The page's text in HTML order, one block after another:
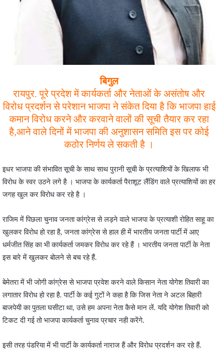
बिगुल
रायपुर. पूरे प्रदेश में कार्यकर्ता और नेताओं के असंतोष और
विरोध प्रदर्शन से परेशान भाजपा ने संकेत दिया है कि भाजपा हाई
कमान विरोध करने और करवाने वालों की सूची तैयार कर रहा
है,आने वाले दिनों में भाजपा की अनुशासन समिति इस पर कोई
कठोर निर्णय ले सकती है ।
इधर भाजपा की संभावित सूची के साथ साथ पुरानी सूची के प्रत्याशियों के खिलाफ भी
विरोध के स्वर उठने लगे है । भाजपा के कार्यकर्ता पैराशूट लैंडिंग वाले प्रत्याशियों का हर
जगह खुल कर विरोध कर रहे है ।
राजिम में पिछला चुनाव जनता कांग्रेस से लड़ने वाले भाजपा के प्रत्याशी रोहित साहू का
खुलकर विरोध हो रहा है, जनता कांग्रेस से हाल ही में भारतीय जनता पार्टी में आए
धर्मजीत सिंह का भी कार्यकर्ता जमकर विरोध कर रहे हैं । भारतीय जनता पार्टी के नेता
इस बारे में खुलकर बोलने से बच रहे हैं.
बेमेतरा में भी जोगी कांग्रेस से भाजपा प्रवेश करने वाले किसान नेता योगेश तिवारी का
लगातार विरोध हो रहा है. पार्टी के कई गुटों ने कहा है कि जिस नेता ने अटल बिहारी
बाजपेयी का पुतला घसीटा था, उसे हम अपना नेता कैसे मान लें. यदि योगेश तिवारी को
टिकट दी गई तो भाजपा कार्यकर्ता चुनाव प्रचार नही करेंगे.
इसी तरह पंडरिया में भी पार्टी के कार्यकर्ता नाराज हैं और विरोध प्रदर्शन कर रहे हैं.